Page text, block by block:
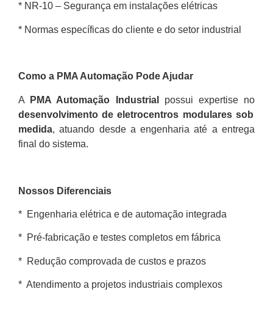
* NR-10 – Segurança em instalações elétricas
* Normas específicas do cliente e do setor industrial
Como a PMA Automação Pode Ajudar
A PMA Automação Industrial
possui expertise no
desenvolvimento de eletrocentros modulares sob
medida, atuando desde a engenharia até a entrega
final do sistema.
Nossos Diferenciais
* Engenharia elétrica e de automação integrada
* Pré-fabricação e testes completos em fábrica
* Redução comprovada de custos e prazos
* Atendimento a projetos industriais complexos